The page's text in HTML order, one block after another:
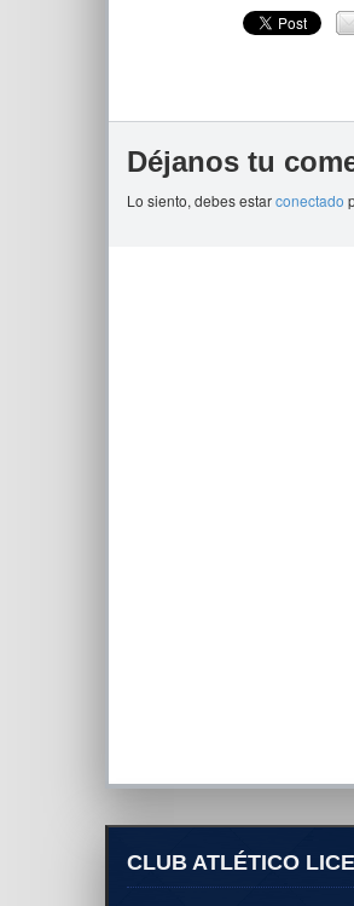
Déjanos tu
Lo siento, debes estarconectado
CLUB ATLÉTICO